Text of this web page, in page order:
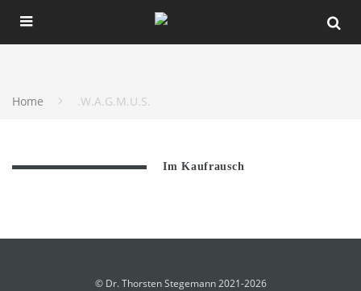
Home .W.A.G.M.U.S.
Im Kaufrausch
© Dr. Thorsten Stegemann 2021-2026